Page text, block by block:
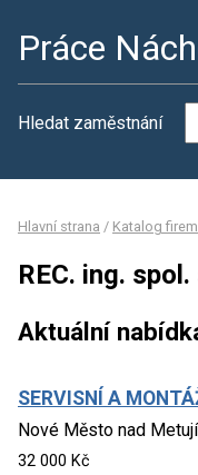
Práce
Hledat zaměstnání
Hlavní strana / Katalog firem
REC. ing. spol.
Aktuální
SERVISNÍ A
Nové Město nad Metují
32 000 Kč